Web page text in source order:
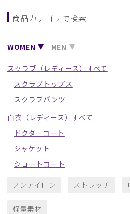
商品カテゴリで検索
WOMEN MEN
スクラブ（レディース）すべて
スクラブトップス
スクラブパンツ
白衣（レディース）すべて
ドクターコート
ジャケット
ショートコート
ノンアイロン ストレッチ
軽量素材